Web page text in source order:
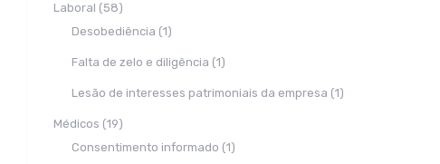
Laboral (58)
Desobediência (1)
Falta de zelo e diligência (1)
Lesão de interesses patrimoniais da empresa (1)
Médicos (19)
Consentimento informado (1)